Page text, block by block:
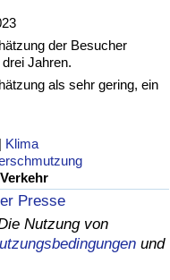
der Besucher
Jahren.
als sehr gering, ein
| Klima
Verkehr
Presse
Nutzung von
und